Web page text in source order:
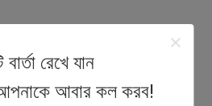
রেখে যান
আবার কল করব!
প্রমাণীকরণ মডিউল ফাংশন